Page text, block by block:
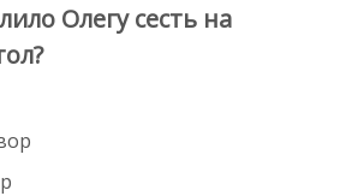
Олегу сесть на